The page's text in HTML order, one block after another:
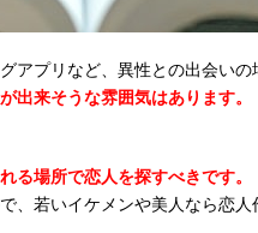
アプリなど、異性との出会いの
出来そうな雰囲気はあります。
る場所で恋人を探すべきです。
、若いイケメンや美人なら恋人